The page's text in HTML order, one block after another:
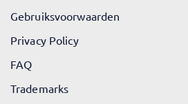
Gebruiksvoorwaarden
Privacy Policy
FAQ
Trademarks